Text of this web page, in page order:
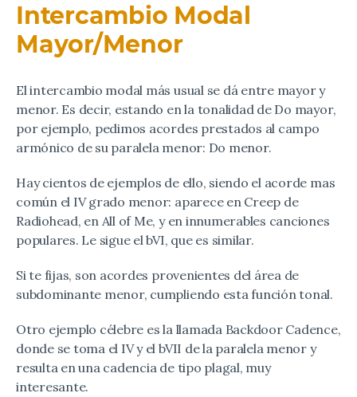
Intercambio Modal
Mayor/Menor
El intercambio modal más usual se dá entre mayor y
menor. Es decir, estando en la tonalidad de Do mayor,
por ejemplo, pedimos acordes prestados al campo
armónico de su paralela menor: Do menor.
Hay cientos de ejemplos de ello, siendo el acorde mas
común el IV grado menor: aparece en Creep de
Radiohead, en All of Me, y en innumerables canciones
populares. Le sigue el bVI, que es similar.
Si te fijas, son acordes provenientes del área de
subdominante menor, cumpliendo esta función tonal.
Otro ejemplo célebre es la llamada Backdoor Cadence,
donde se toma el IV y el bVII de la paralela menor y
resulta en una cadencia de tipo plagal, muy
interesante.